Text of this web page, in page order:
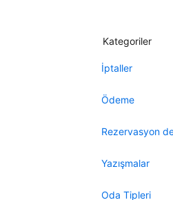
Kategoriler
İptaller
Ödeme
Rezervasyon
Yazışmalar
Oda Tipleri